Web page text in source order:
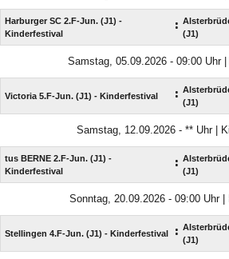
Harburger SC 2.F-Jun. (J1) -
Kinderfestival
:
(J1)
Samstag, 05.09.2026 - 09:00 Uhr |
Victoria 5.F-Jun. (J1) - Kinderfestival :
(J1)
Samstag, 12.09.2026 - ** Uhr |
tus BERNE 2.F-Jun. (J1) -
Kinderfestival
:
(J1)
Sonntag, 20.09.2026 - 09:00 Uhr |
Stellingen 4.F-Jun. (J1) - Kinderfestival :
(J1)